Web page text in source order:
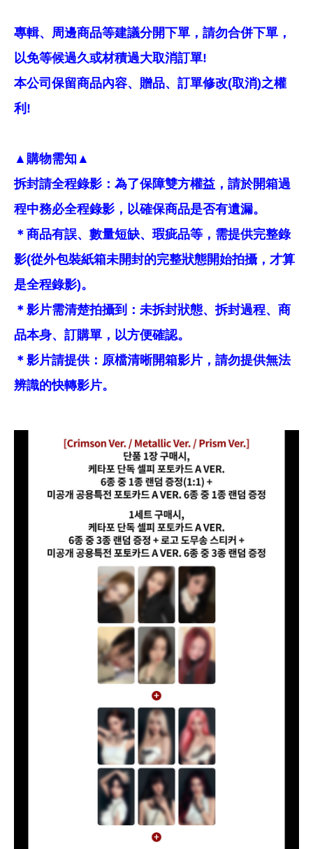
專輯、周邊商品等建議分開下單，請勿合併下單，
以免等候過久或材積過大取消訂單!
本公司保留商品內容、贈品、訂單修改(取消)之權
利!
▲購物需知▲
拆封請全程錄影：為了保障雙方權益，請於開箱過
程中務必全程錄影，以確保商品是否有遺漏。
＊商品有誤、數量短缺、瑕疵品等，需提供完整錄
影(從外包裝紙箱未開封的完整狀態開始拍攝，才算
是全程錄影)。
＊影片需清楚拍攝到：未拆封狀態、拆封過程、商
品本身、訂購單，以方便確認。
＊影片請提供：原檔清晰開箱影片，請勿提供無法
辨識的快轉影片。